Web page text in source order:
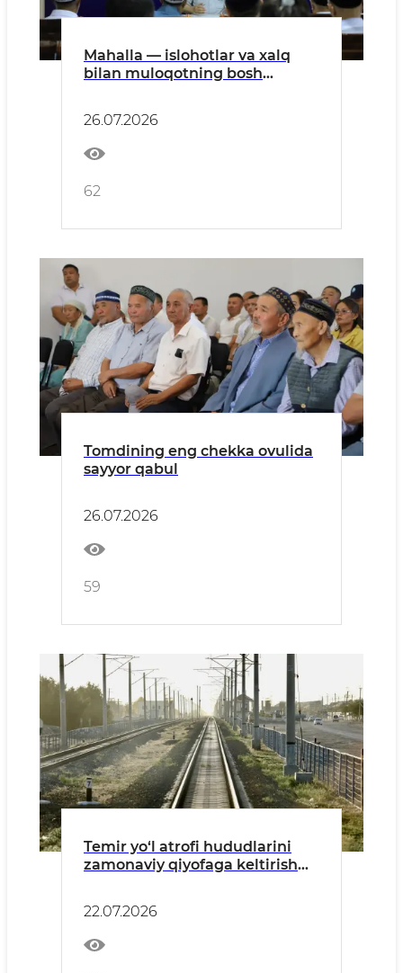
Mahalla — islohotlar va xalq
bilan muloqotning bosh
26.07.2026
62
Tomdining eng chekka ovulida
sayyor qabul
26.07.2026
59
Temir yo‘l atrofi hududlarini
zamonaviy qiyofaga keltirish
22.07.2026